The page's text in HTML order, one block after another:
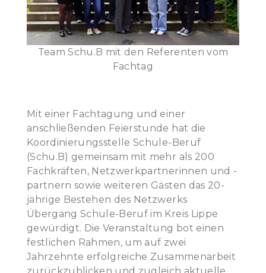
Team Schu.B mit den Referenten vom
Fachtag
Mit einer Fachtagung und einer
anschließenden Feierstunde hat die
Koordinierungsstelle Schule-Beruf
(Schu.B) gemeinsam mit mehr als 200
Fachkräften, Netzwerkpartnerinnen und -
partnern sowie weiteren Gästen das 20-
jährige Bestehen des Netzwerks
Übergang Schule-Beruf im Kreis Lippe
gewürdigt. Die Veranstaltung bot einen
festlichen Rahmen, um auf zwei
Jahrzehnte erfolgreiche Zusammenarbeit